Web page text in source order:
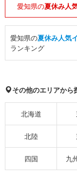
愛知県の夏休み人
愛知県の夏休み人気
ランキング
その他のエリアから
北海道
北陸
四国 九